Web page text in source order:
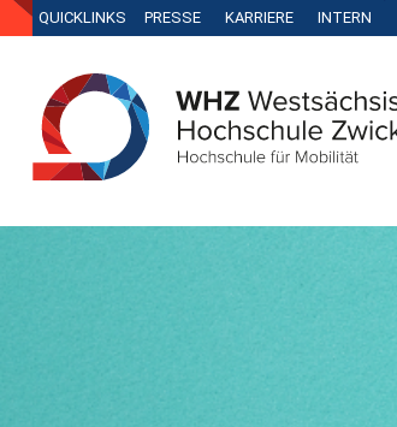
QUICKLINKS PRESSE KARRIERE INTERN